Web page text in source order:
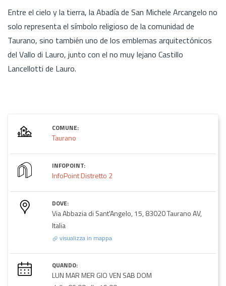
Entre el cielo y la tierra, la Abadía de San Michele Arcangelo no
solo representa el símbolo religioso de la comunidad de
Taurano, sino también uno de los emblemas arquitectónicos
del Vallo di Lauro, junto con el no muy lejano Castillo
Lancellotti de Lauro.
COMUNE:
Taurano
INFOPOINT:
InfoPoint Distretto 2
DOVE:
Via Abbazia di Sant'Angelo, 15, 83020 Taurano AV,
Italia
visualizza in mappa
QUANDO:
LUN MAR MER GIO VEN SAB DOM